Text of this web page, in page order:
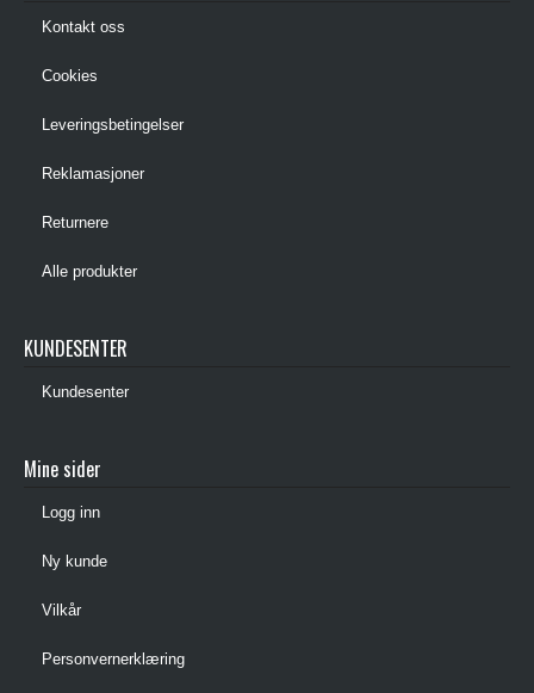
Kontakt oss
Cookies
Leveringsbetingelser
Reklamasjoner
Returnere
Alle produkter
KUNDESENTER
Kundesenter
Mine sider
Logg inn
Ny kunde
Vilkår
Personvernerklæring